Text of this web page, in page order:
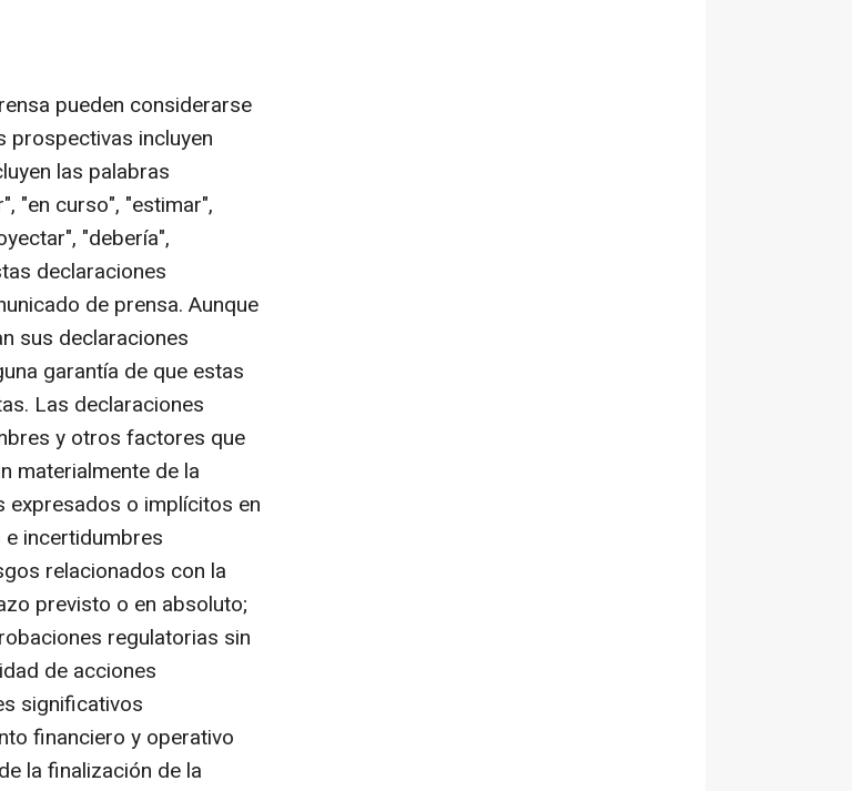
pueden considerarse
prospectivas incluyen
las palabras
"en curso", "estimar",
"debería",
declaraciones
de prensa. Aunque
sus declaraciones
garantía de que estas
Las declaraciones
y otros factores que
materialmente de la
o implícitos en
incertidumbres
relacionados con la
previsto o en absoluto;
regulatorias sin
de acciones
significativos
financiero y operativo
la finalización de la